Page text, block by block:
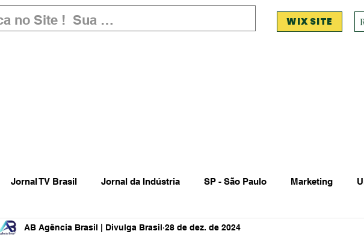
WIX SITE
Jornal TV Brasil Jornal da Indústria SP - São Paulo Marketing
Governo Federal Estadual Municipal Vendas Oferta
AB Agência Brasil | Divulga Brasil 28 de dez. de 2024